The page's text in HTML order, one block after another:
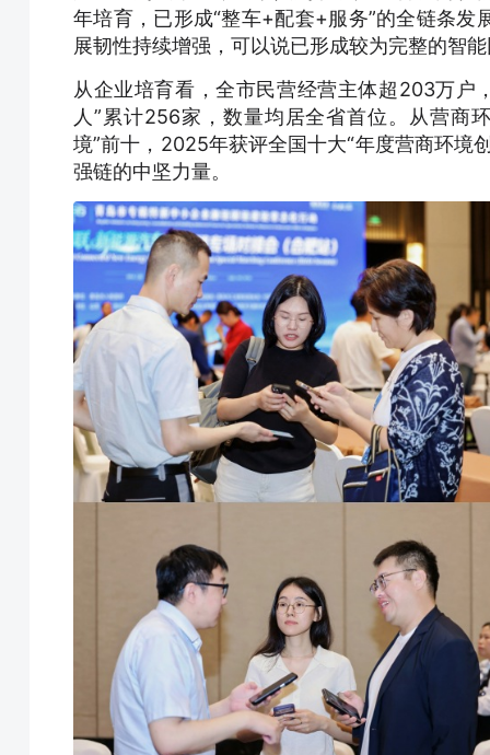
年培育，已形成“整车+配套+服务”的全链条
展韧性持续增强，可以说已形成较为完整的智
从企业培育看，全市民营经营主体超203万户
人”累计256家，数量均居全省首位。从营商
境”前十，2025年获评全国十大“年度营商环境
强链的中坚力量。